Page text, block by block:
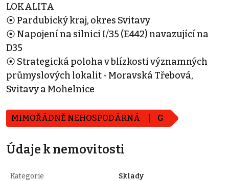
LOKALITA
⦿ Pardubický kraj, okres Svitavy
⦿ Napojení na silnici I/35 (E442) navazující na
D35
⦿ Strategická poloha v blízkosti významných
průmyslových lokalit - Moravská Třebová,
Svitavy a Mohelnice
MIMOŘÁDNĚ NEHOSPODÁRNÁ G
Údaje k nemovitosti
Kategorie Sklady